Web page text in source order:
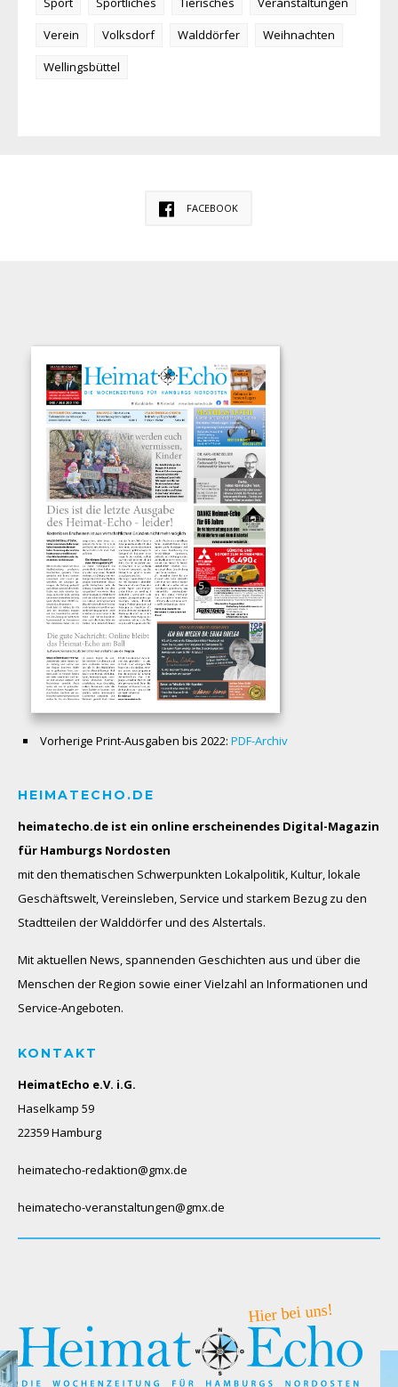
Verein
Volksdorf Walddörfer
Weihnachten
Wellingsbüttel
FACEBOOK
Vorherige Print-Ausgaben bis 2022: PDF-Archiv
HEIMATECHO.DE
heimatecho.de ist ein online erscheinendes Digital-Magazin
für Hamburgs Nordosten
mit den thematischen Schwerpunkten Lokalpolitik, Kultur, lokale
Geschäftswelt, Vereinsleben, Service und starkem Bezug zu den
Stadtteilen der Walddörfer und des Alstertals.
Mit aktuellen News, spannenden Geschichten aus und über die
Menschen der Region sowie einer Vielzahl an Informationen und
Service-Angeboten.
KONTAKT
HeimatEcho e.V. i.G.
Haselkamp 59
22359 Hamburg
heimatecho-redaktion@gmx.de
heimatecho-veranstaltungen@gmx.de